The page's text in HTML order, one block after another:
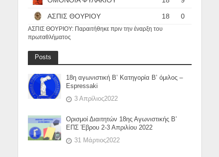
ΑΣΠΙΣ ΘΟΥΡΙΟΥ 18 0
ΑΣΠΙΣ ΘΟΥΡΙΟΥ: Παραιτήθηκε πριν την έναρξη του
πρωταθλήματος
Posts
18η αγωνιστική Β’ Κατηγορία Β’ όμιλος –
Espressaki
3 Απρίλιος2022
Ορισμοί Διαιτητών 18ης Αγωνιστικής Β’
ΕΠΣ Έβρου 2-3 Απριλίου 2022
31 Μάρτιος2022